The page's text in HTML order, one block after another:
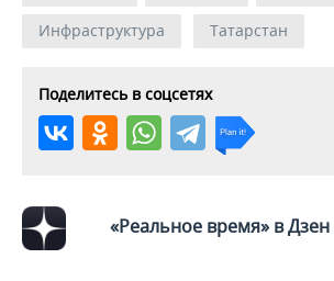
Инфраструктура
Татарстан
Поделитесь в соцсетях
«Реальное время» в Дзен